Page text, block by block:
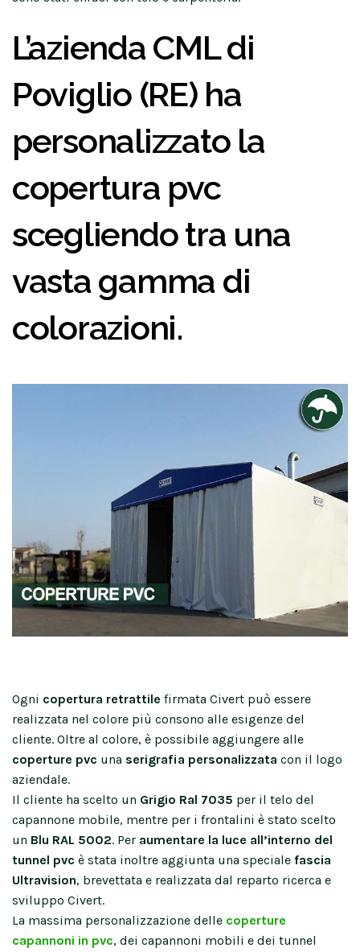
L’azienda CML di
Poviglio (RE) ha
personalizzato la
copertura pvc
scegliendo tra una
vasta gamma di
colorazioni.
Ogni copertura retrattile firmata Civert può essere
realizzata nel colore più consono alle esigenze del
cliente. Oltre al colore, è possibile aggiungere alle
coperture pvc una serigrafia personalizzata con il logo
aziendale.
Il cliente ha scelto un Grigio Ral 7035 per il telo del
capannone mobile, mentre per i frontalini è stato scelto
un Blu RAL 5002. Per aumentare la luce all’interno del
tunnel pvc è stata inoltre aggiunta una speciale fascia
Ultravision, brevettata e realizzata dal reparto ricerca e
sviluppo Civert.
La massima personalizzazione delle coperture
capannoni in pvc, dei capannoni mobili e dei tunnel